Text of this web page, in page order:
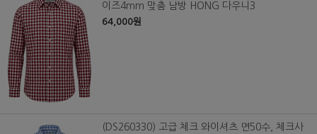
이즈4mm 맞춤 남방 HONG 다우니3
64,000원
(DS260330) 고급 체크 와이셔츠 면50수, 체크사